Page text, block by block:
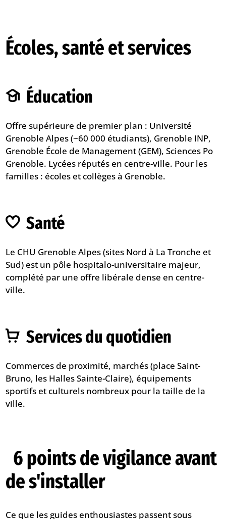
Écoles, santé et services
Éducation
Offre supérieure de premier plan : Université
Grenoble Alpes (~60 000 étudiants), Grenoble INP,
Grenoble École de Management (GEM), Sciences Po
Grenoble. Lycées réputés en centre-ville. Pour les
familles : écoles et collèges à Grenoble.
Santé
Le CHU Grenoble Alpes (sites Nord à La Tronche et
Sud) est un pôle hospitalo-universitaire majeur,
complété par une offre libérale dense en centre-
ville.
Services du quotidien
Commerces de proximité, marchés (place Saint-
Bruno, les Halles Sainte-Claire), équipements
sportifs et culturels nombreux pour la taille de la
ville.
6 points de vigilance avant
de s'installer
Ce que les guides enthousiastes passent sous